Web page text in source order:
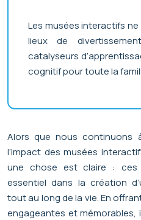
Les musées interactifs
lieux de
catalyseurs
cognitif pour toute la
Alors que nous continuons
l’impact des musées
une chose est claire :
essentiel dans la création
tout au long de la vie. En
engageantes et mémorables,